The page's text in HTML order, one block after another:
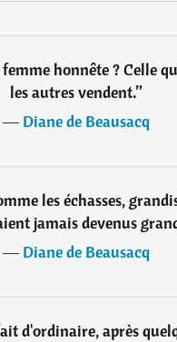
honnête ? Celle
les autres vendent.”
―Diane de Beausacq
les échasses,
jamais devenus
―Diane de Beausacq
d'ordinaire, après